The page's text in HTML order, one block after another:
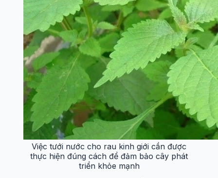
Việc tưới nước cho rau kinh giới cần được
thực hiện đúng cách để đảm bảo cây phát
triển khỏe mạnh